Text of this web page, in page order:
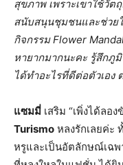
สุขภาพ เพราะเขาใช้วัต
สนับสนุนชุมชนและช่วย
กิจกรรมFlower
หายากมากนะคะ รู้สึกภู
ได้ทำอะไรที่ดีต่อตัวเอง
แซมมี่ เสริม “เพิ่งได้ลอง
Turismo หลงรักเลยค่ะ
หรูและเป็นอัตลักษณ์เฉ